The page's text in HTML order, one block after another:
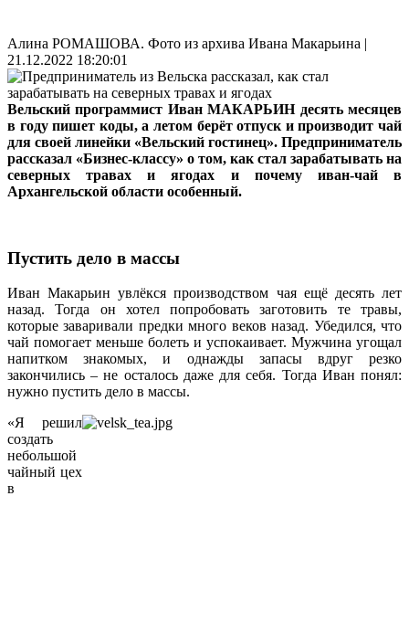
Алина РОМАШОВА. Фото из архива Ивана Макарьина |
21.12.2022 18:20:01
Вельский программист Иван МАКАРЬИН десять месяцев
в году пишет коды, а летом берёт отпуск и производит чай
для своей линейки «Вельский гостинец». Предприниматель
рассказал «Бизнес-классу» о том, как стал зарабатывать на
северных травах и ягодах и почему иван-чай в
Архангельской области особенный.
Пустить дело в массы
Иван Макарьин увлёкся производством чая ещё десять лет
назад. Тогда он хотел попробовать заготовить те травы,
которые заваривали предки много веков назад. Убедился, что
чай помогает меньше болеть и успокаивает. Мужчина угощал
напитком знакомых, и однажды запасы вдруг резко
закончились – не осталось даже для себя. Тогда Иван понял:
нужно пустить дело в массы.
«Я решил
создать
небольшой
чайный цех
в